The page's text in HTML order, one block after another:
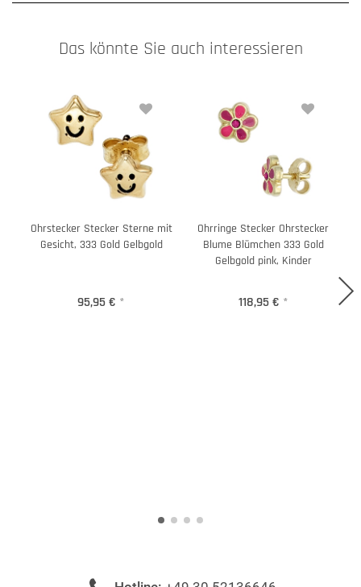
Das könnte Sie auch interessieren
Ohrstecker Stecker Sterne mit
Gesicht, 333 Gold Gelbgold
95,95 € *
Ohrringe Stecker Ohrstecker
Blume Blümchen 333 Gold
Gelbgold pink, Kinder
118,95 € *